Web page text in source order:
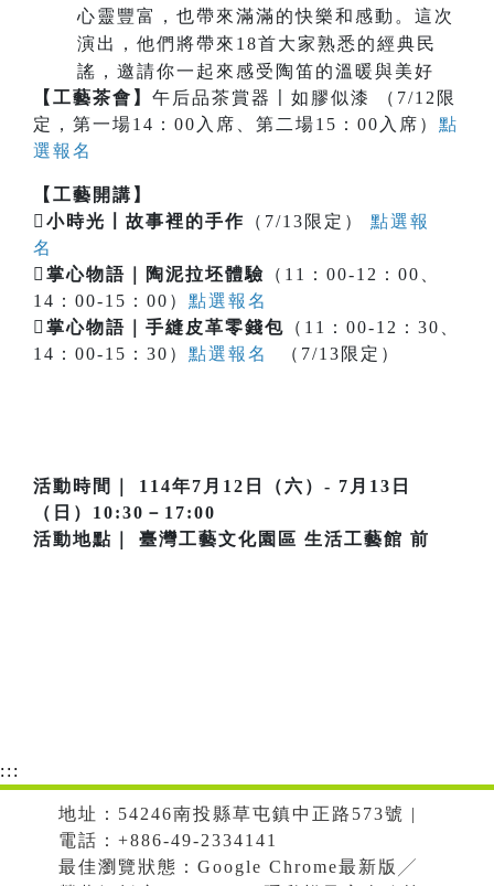
心靈豐富，也帶來滿滿的快樂和感動。這次
演出，他們將帶來18首大家熟悉的經典民
謠，邀請你一起來感受陶笛的溫暖與美好
【工藝茶會】 午后品茶賞器〡如膠似漆 （7/12限
定，第一場14：00入席、第二場15：00入席） 點
選報名
【工藝開講】
 小時光〡故事裡的手作 （7/13限定） 點選報
名
 掌心物語｜陶泥拉坯體驗 （11：00-12：00、
14：00-15：00） 點選報名
 掌心物語｜手縫皮革零錢包 （11：00-12：30、
14：00-15：30） 點選報名 （7/13限定）
活動時間｜ 114年7月12日（六）- 7月13日
（日）10:30－17:00
活動地點｜ 臺灣工藝文化園區 生活工藝館 前
:::
地址：54246南投縣草屯鎮中正路573號 |
電話：+886-49-2334141
最佳瀏覽狀態：Google Chrome最新版╱